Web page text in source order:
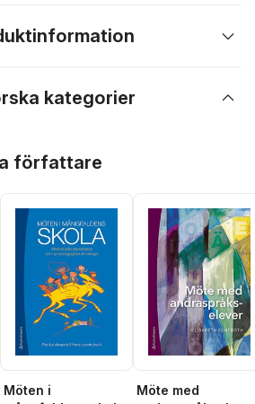
kategorier
författare
Möten i
Möte med